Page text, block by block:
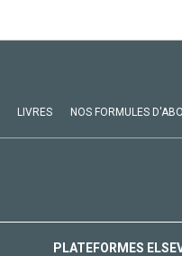
LIVRES NOS FORMULES
PLATEFORMES